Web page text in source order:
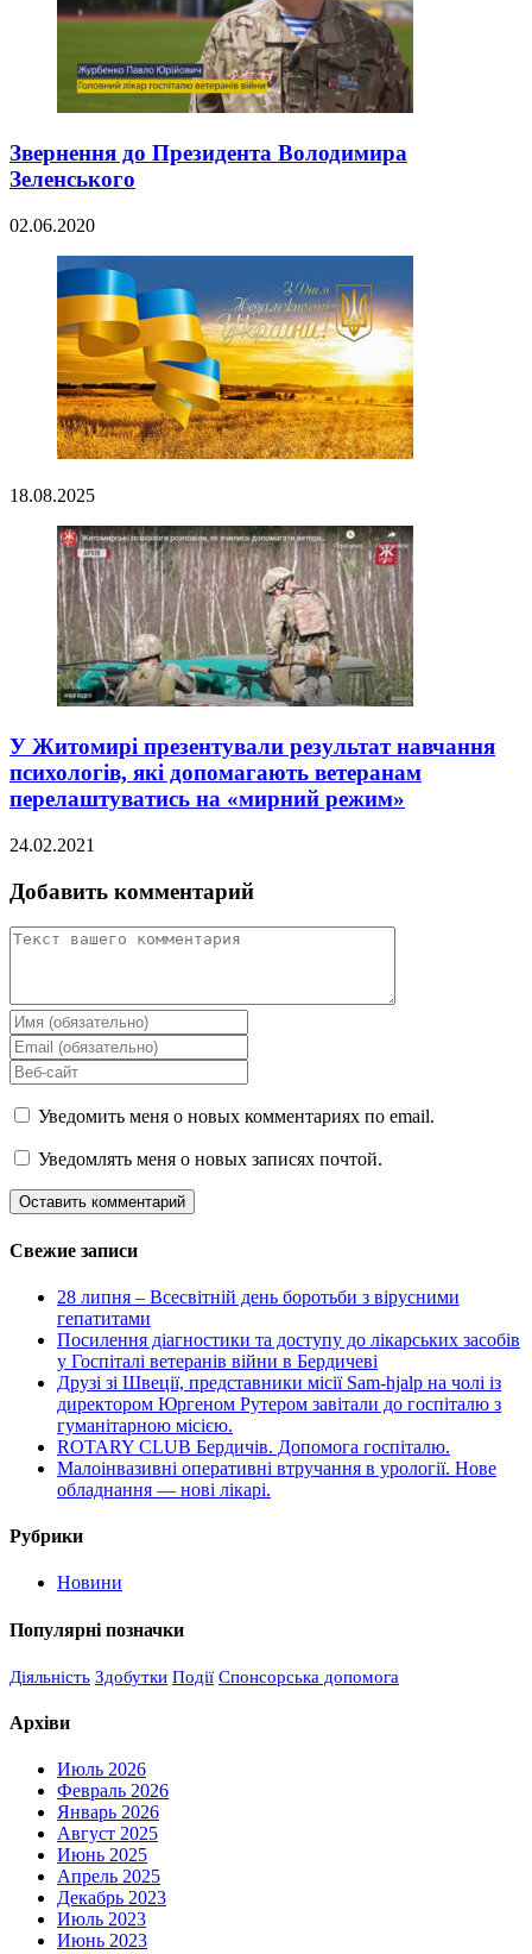
Звернення до Президента Володимира
Зеленського
02.06.2020
18.08.2025
У Житомирі презентували результат навчання
психологів, які допомагають ветеранам
перелаштуватись на «мирний режим»
24.02.2021
Добавить комментарий
Уведомить меня о новых комментариях по email.
Уведомлять меня о новых записях почтой.
Свежие записи
28 липня – Всесвітній день боротьби з вірусними
гепатитами
Посилення діагностики та доступу до лікарських засобів
у Госпіталі ветеранів війни в Бердичеві
Друзі зі Швеції, представники місії Sam-hjalp на чолі із
директором Юргеном Рутером завітали до госпіталю з
гуманітарною місією.
ROTARY CLUB Бердичів. Допомога госпіталю.
Малоінвазивні оперативні втручання в урології. Нове
обладнання — нові лікарі.
Рубрики
Новини
Популярні позначки
Діяльність Здобутки Події Спонсорська допомога
Архіви
Июль 2026
Февраль 2026
Январь 2026
Август 2025
Июнь 2025
Апрель 2025
Декабрь 2023
Июль 2023
Июнь 2023